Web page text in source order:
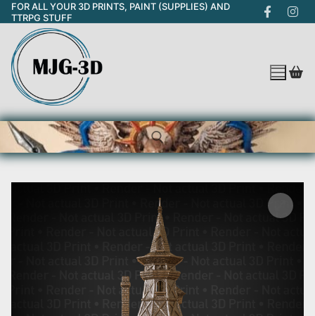
Skip
to
content
FOR ALL YOUR 3D PRINTS, PAINT (SUPPLIES) AND
TTRPG STUFF
Search for: